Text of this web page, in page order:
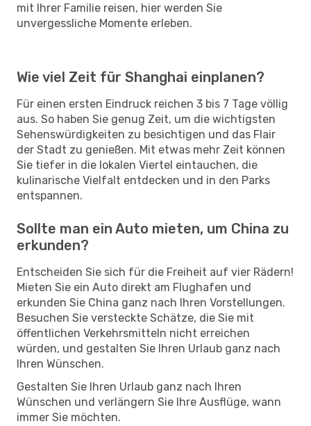
mit Ihrer Familie reisen, hier werden Sie
unvergessliche Momente erleben.
Wie viel Zeit für Shanghai einplanen?
Für einen ersten Eindruck reichen 3 bis 7 Tage völlig
aus. So haben Sie genug Zeit, um die wichtigsten
Sehenswürdigkeiten zu besichtigen und das Flair
der Stadt zu genießen. Mit etwas mehr Zeit können
Sie tiefer in die lokalen Viertel eintauchen, die
kulinarische Vielfalt entdecken und in den Parks
entspannen.
Sollte man ein Auto mieten, um China zu
erkunden?
Entscheiden Sie sich für die Freiheit auf vier Rädern!
Mieten Sie ein Auto direkt am Flughafen und
erkunden Sie China ganz nach Ihren Vorstellungen.
Besuchen Sie versteckte Schätze, die Sie mit
öffentlichen Verkehrsmitteln nicht erreichen
würden, und gestalten Sie Ihren Urlaub ganz nach
Ihren Wünschen.
Gestalten Sie Ihren Urlaub ganz nach Ihren
Wünschen und verlängern Sie Ihre Ausflüge, wann
immer Sie möchten.